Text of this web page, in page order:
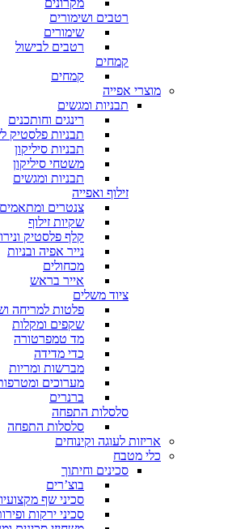
מקרונים
רטבים ושימורים
שימורים
רטבים לבישול
קמחים
קמחים
מוצרי אפייה
תבניות ומגשים
רינגים וחותכנים
תבניות פלסטיק
תבניות סיליקון
משטחי סיליקון
תבניות ומגשים
זילוף ואפייה
צנטרים ומתאמים
שקיות זילוף
קלף פלסטיק
נייר אפיה ובניות
מכחולים
אייר בראש
ציוד משלים
פלטות למריחה
שקפים ומקלות
מד טמפרטורה
כדי מדידה
מברשות ומריות
מערוכים
ברנרים
סלסלות התפחה
סלסלות התפחה
אריזות לעוגה וקינוחים
כלי מטבח
סכינים וחיתוך
בוצ’רים
סכיני שף
סכיני ירקות